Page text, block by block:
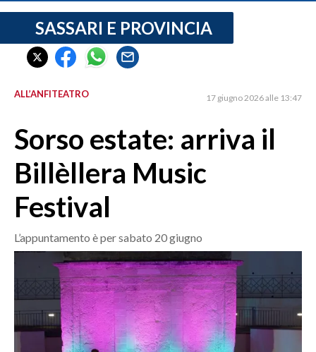
CRONACA SARDEGNA
CAGLIARI
SULCIS IGLESIENTE
ORISTANO E PROVINCIA
GALLURA
NUORO E PROVINCIA
OGLIASTRA
AGENDA
CRONACA
ITALIA
MONDO
SASSARI E PROVINCIA
ALL’ANFITEATRO 17 giugno 2026 alle 13:47
Sorso estate: arriva il
Billèllera Music
Festival
L’appuntamento è per sabato 20 giugno